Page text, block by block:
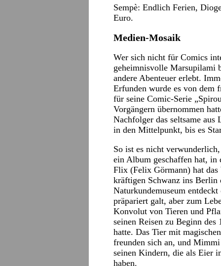
Sempè: Endlich Ferien,
Euro.
Medien-Mosaik
Wer sich nicht für Comics
geheimnisvolle Marsupilami
andere Abenteuer erlebt.
Erfunden wurde es von dem
für seine Comic-Serie
Vorgängern übernommen
Nachfolger das seltsame aus
in den Mittelpunkt, bis es
So ist es nicht
ein Album geschaffen hat,
Flix (Felix Görmann) hat das
kräftigen Schwanz ins Berlin
Naturkundemuseum
präpariert galt, aber zum
Konvolut von Tieren und
seinen Reisen zu Beginn
hatte. Das Tier mit
freunden sich an, und
seinen Kindern, die als Eier
haben.